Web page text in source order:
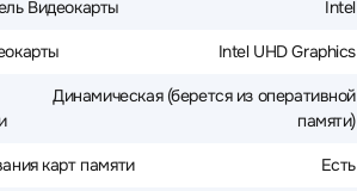
Видеокарты Intel
Intel UHD Graphics
Динамическая (берется из оперативной
памяти)
карт памяти Есть